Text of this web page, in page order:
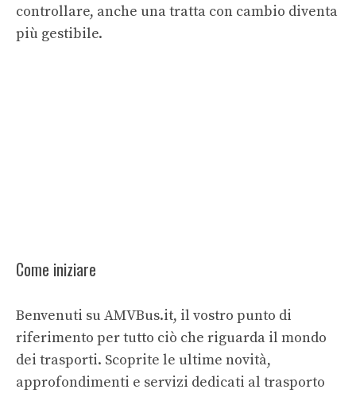
controllare, anche una tratta con cambio diventa
più gestibile.
Come iniziare
Benvenuti su AMVBus.it, il vostro punto di
riferimento per tutto ciò che riguarda il mondo
dei trasporti. Scoprite le ultime novità,
approfondimenti e servizi dedicati al trasporto